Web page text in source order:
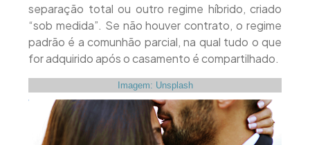
separação total ou outro regime híbrido, criado
“sob medida”. Se não houver contrato, o regime
padrão é a comunhão parcial, na qual tudo o que
for adquirido após o casamento é compartilhado.
Imagem: Unsplash